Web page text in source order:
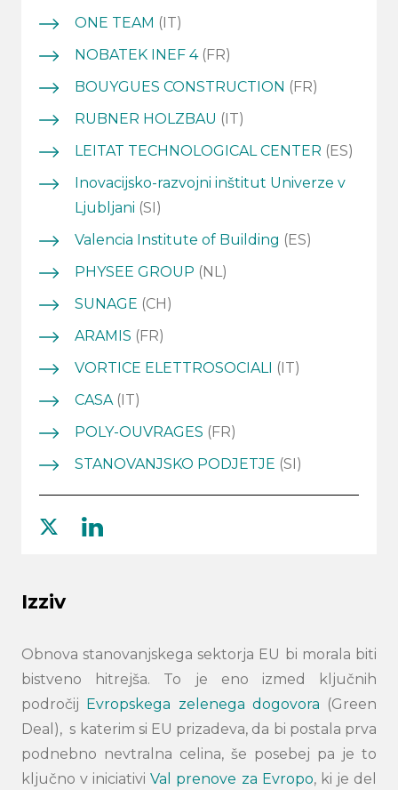
ONE TEAM (IT)
NOBATEK INEF 4 (FR)
BOUYGUES CONSTRUCTION (FR)
RUBNER HOLZBAU (IT)
LEITAT TECHNOLOGICAL CENTER (ES)
Inovacijsko-razvojni inštitut Univerze v
Ljubljani (SI)
Valencia Institute of Building (ES)
PHYSEE GROUP (NL)
SUNAGE (CH)
ARAMIS (FR)
VORTICE ELETTROSOCIALI (IT)
CASA (IT)
POLY-OUVRAGES (FR)
STANOVANJSKO PODJETJE (SI)
Izziv
Obnova stanovanjskega sektorja EU bi morala biti
bistveno hitrejša. To je eno izmed ključnih
področij Evropskega zelenega dogovora (Green
Deal), s katerim si EU prizadeva, da bi postala prva
podnebno nevtralna celina, še posebej pa je to
ključno v iniciativiVal prenove za Evropo, ki je del